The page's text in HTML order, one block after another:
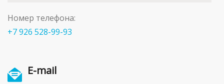
Номер телефона:
+7 926 528-99-93
E-mail